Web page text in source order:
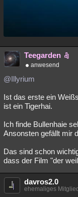
Teegarden
anwesend
@Illyrium
Ist das erste ein
ist ein Tigerhai.
Ich finde Bullenhaie
Ansonsten gefällt mir
Das sind schon
dass der Film "der
davros2.0
ehemaliges